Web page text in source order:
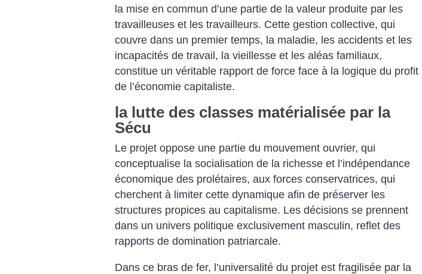
la mise en commun d’une partie de la valeur produite par les
travailleuses et les travailleurs. Cette gestion collective, qui
couvre dans un premier temps, la maladie, les accidents et les
incapacités de travail, la vieillesse et les aléas familiaux,
constitue un véritable rapport de force face à la logique du profit
de l’économie capitaliste.
la lutte des classes matérialisée par la
Sécu
Le projet oppose une partie du mouvement ouvrier, qui
conceptualise la socialisation de la ri­chesse et l’indépendance
économique des prolétaires, aux forces conservatrices, qui
cherchent à limiter cette dynamique afin de préserver les
structures propices au capitalisme. Les décisions se prennent
dans un univers politique exclusivement masculin, reflet des
rapports de domination patriarcale.
Dans ce bras de fer, l’universalité du projet est fragilisée par la